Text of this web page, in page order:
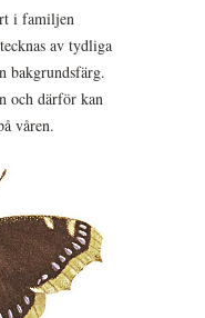
i familjen
av tydliga
bakgrundsfärg.
och därför kan
våren.